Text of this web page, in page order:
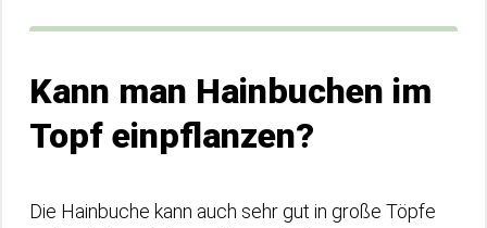
Kann man Hainbuchen im
Topf einpflanzen?
Die Hainbuche kann auch sehr gut in große Töpfe